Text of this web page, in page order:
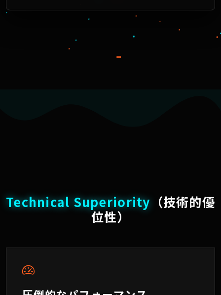
Technical Superiority （技術的優
位性）